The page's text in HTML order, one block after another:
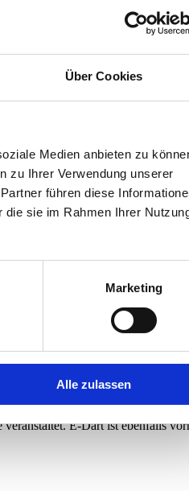
Über Cookies
Medien anbieten zu
zu Ihrer Verwendung unserer
führen diese
die sie im Rahmen Ihrer
Marketing
Alle zulassen
E-Dart ist ebenfalls